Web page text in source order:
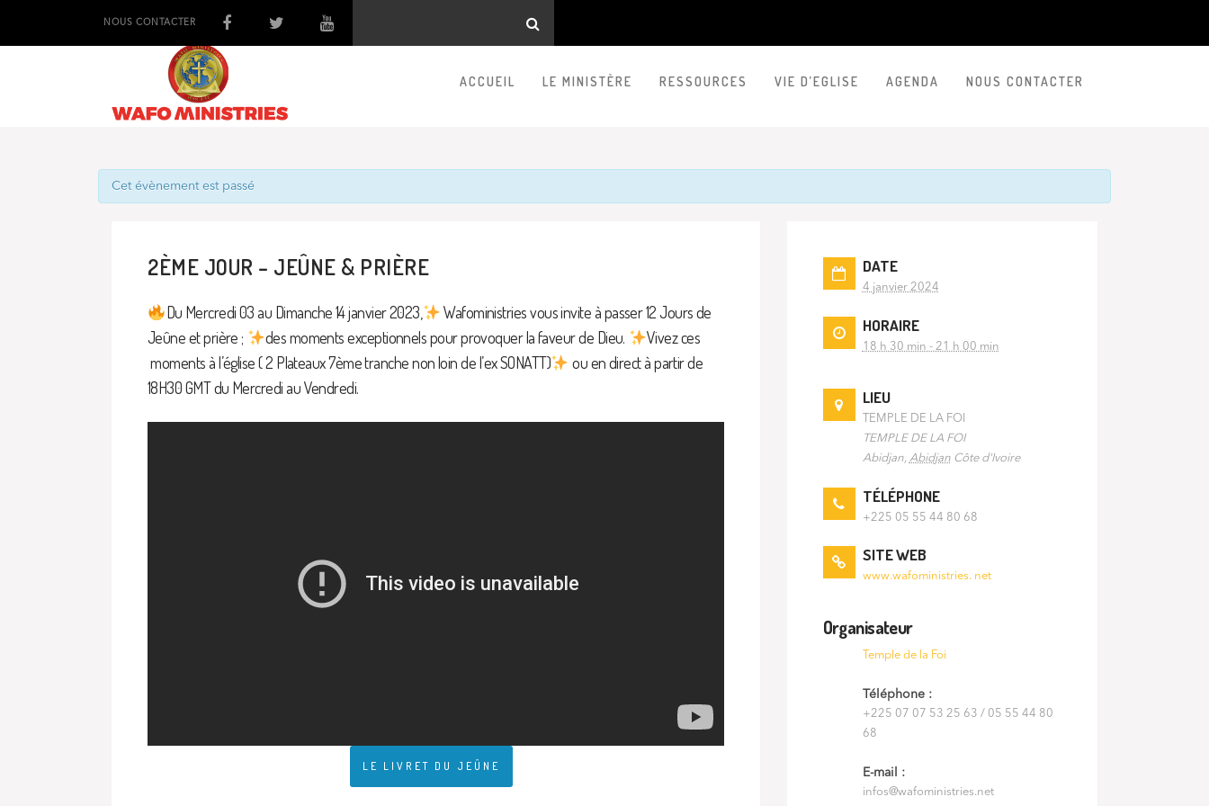
NOUS CONTACTER
ACCUEIL LE MINISTÈRE RESSOURCES VIE D’EGLISE AGENDA NOUS CONTACTER
Cet évènement est passé
2ÈME JOUR – JEÛNE & PRIÈRE
Du Mercredi 03 au Dimanche 14 janvier 2023,
Wafoministries vous invite à passer 12 Jours de
Jeûne et prière ;
des moments exceptionnels pour provoquer la faveur de Dieu.
Vivez ces
moments à l’église ( 2 Plateaux 7ème tranche non loin de l’ex SONATT)
ou en direct à partir de
18H30 GMT du Mercredi au Vendredi.
LE LIVRET DU JEÛNE
DATE
4 janvier 2024
HORAIRE
18 h 30 min - 21 h 00 min
LIEU
TEMPLE DE LA FOI
TEMPLE DE LA FOI
Abidjan, Abidjan Côte d'Ivoire
TÉLÉPHONE
+225 05 55 44 80 68
SITE WEB
www.wafoministries. net
Organisateur
Temple de la Foi
Téléphone :
+225 07 07 53 25 63 / 05 55 44 80
68
E-mail :
infos@wafoministries.net